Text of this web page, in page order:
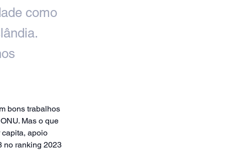
como
bons trabalhos
Mas o que
apoio
no ranking 2023